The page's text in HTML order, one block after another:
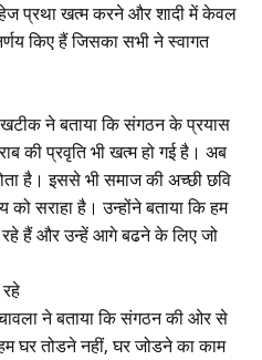
प्रथा खत्म करने और शादी में केवल
किए हैं जिसका सभी ने स्वागत
ने बताया कि संगठन के प्रयास
की प्रवृति भी खत्म हो गई है। अब
है। इससे भी समाज की अच्छी छवि
सराहा है। उन्होंने बताया कि हम
रहे हैं और उन्हें आगे बढने के लिए जो
ने बताया कि संगठन की ओर से
घर तोडने नहीं, घर जोडने का काम